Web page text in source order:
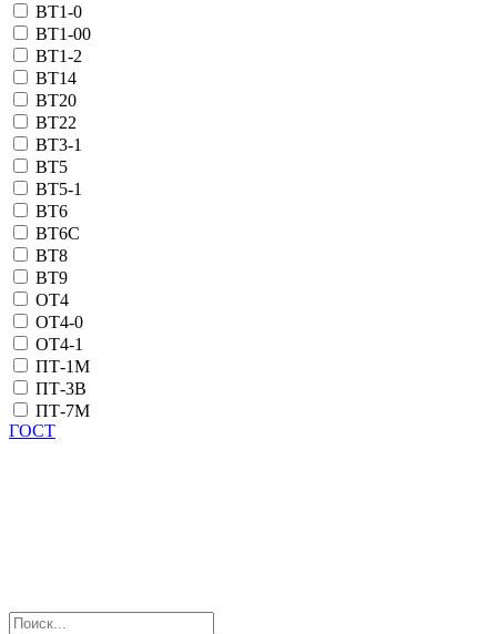
ВТ1-0
ВТ1-00
ВТ1-2
ВТ14
ВТ20
ВТ22
ВТ3-1
ВТ5
ВТ5-1
ВТ6
ВТ6С
ВТ8
ВТ9
ОТ4
ОТ4-0
ОТ4-1
ПТ-1М
ПТ-3В
ПТ-7М
ГОСТ